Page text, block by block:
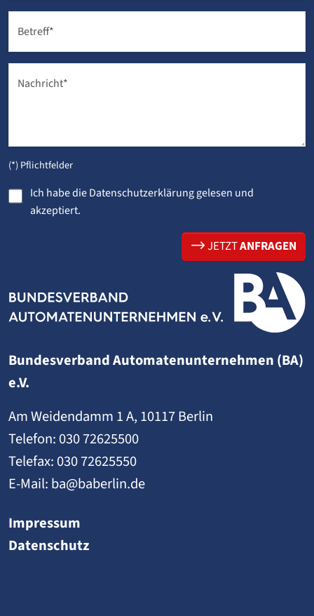
Betreff*
Nachricht*
(*) Pflichtfelder
Ich habe dieDatenschutzerklärunggelesen und
akzeptiert.
JETZTANFRAGEN
Bundesverband Automatenunternehmen (BA)
e.V.
Am Weidendamm 1 A, 10117 Berlin
Telefon: 030 72625500
Telefax: 030 72625550
E-Mail: ba@baberlin.de
Impressum
Datenschutz